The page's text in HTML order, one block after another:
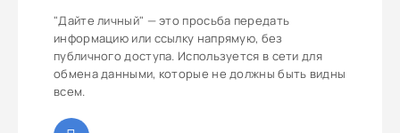
"Дайте личный" — это просьба передать
информацию или ссылку напрямую, без
публичного доступа. Используется в сети для
обмена данными, которые не должны быть видны
всем.